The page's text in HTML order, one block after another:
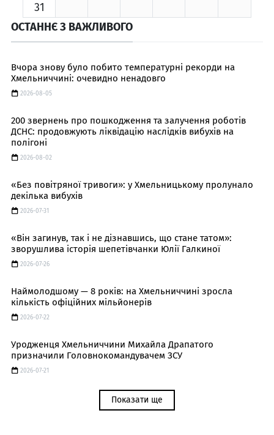
31
ОСТАННЄ З ВАЖЛИВОГО
Вчора знову було побито температурні рекорди на
Хмельниччині: очевидно ненадовго
2026-08-05
200 звернень про пошкодження та залучення роботів
ДСНС: продовжують ліквідацію наслідків вибухів на
полігоні
2026-08-02
«Без повітряної тривоги»: у Хмельницькому пролунало
декілька вибухів
2026-07-31
«Він загинув, так і не дізнавшись, що стане татом»:
зворушлива історія шепетівчанки Юлії Галкиної
2026-07-26
Наймолодшому — 8 років: на Хмельниччині зросла
кількість офіційних мільйонерів
2026-07-22
Уродженця Хмельниччини Михайла Драпатого
призначили Головнокомандувачем ЗСУ
2026-07-21
Показати ще